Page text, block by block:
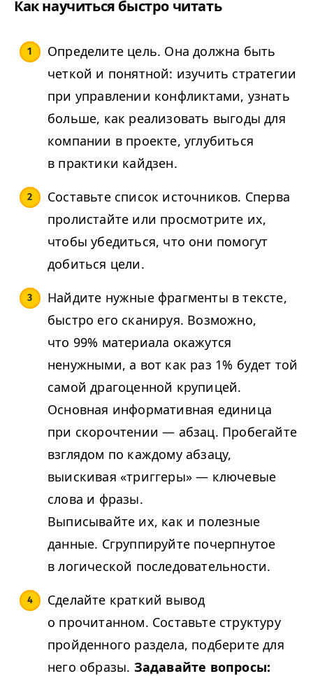
Как научиться быстро читать
Определите цель. Она должна быть
четкой и понятной: изучить стратегии
при управлении конфликтами, узнать
больше, как реализовать выгоды для
компании в проекте, углубиться
в практики кайдзен.
Составьте список источников. Сперва
пролистайте или просмотрите их,
чтобы убедиться, что они помогут
добиться цели.
Найдите нужные фрагменты в тексте,
быстро его сканируя. Возможно,
что 99% материала окажутся
ненужными, а вот как раз 1% будет той
самой драгоценной крупицей.
Основная информативная единица
при скорочтении — абзац. Пробегайте
взглядом по каждому абзацу,
выискивая «триггеры» — ключевые
слова и фразы.
Выписывайте их, как и полезные
данные. Сгруппируйте почерпнутое
в логической последовательности.
Сделайте краткий вывод
о прочитанном. Составьте структуру
пройденного раздела, подберите для
него образы. Задавайте вопросы: